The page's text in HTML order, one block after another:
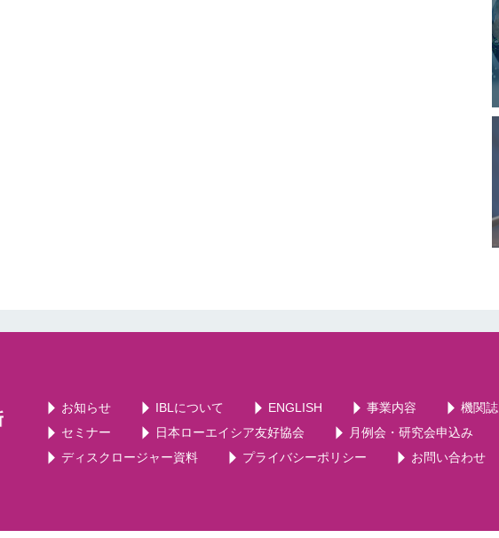
お知らせ IBLについて ENGLISH 事業内容 機関誌
セミナー
日本ローエイシア友好協会 月例会・研究会申込み
ディスクロージャー資料
プライバシーポリシー お問い合わせ